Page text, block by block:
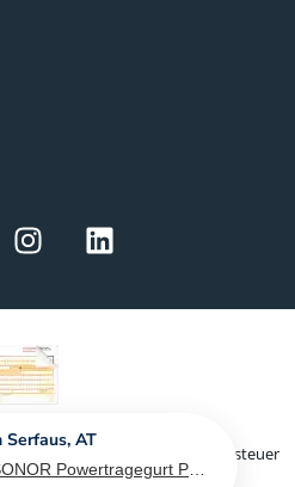
§ 19 Abs. 1 UStG wird Umsatzsteuer
Serfaus, AT